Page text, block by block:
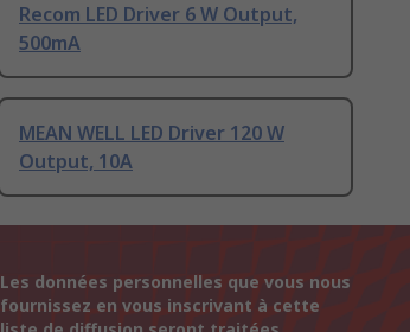
Recom LED Driver 6 W Output,
500mA
MEAN WELL LED Driver 120 W
Output, 10A
Les données personnelles que vous nous
fournissez en vous inscrivant à cette